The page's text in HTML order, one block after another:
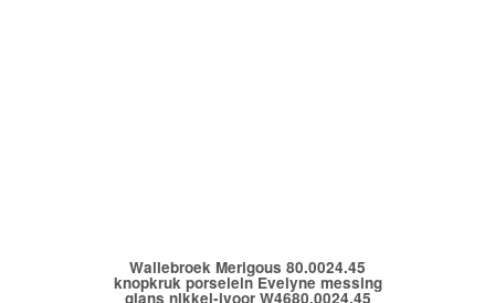
Wallebroek Merigous 80.0024.45
knopkruk porselein Evelyne messing
glans nikkel-ivoor W4680.0024.45